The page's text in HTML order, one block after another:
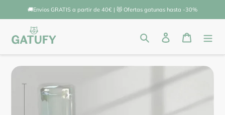
directamente
contenido
🚚Envios GRATIS a partir de 40€ | 😻 Ofertas gatunas hasta -30%
Buscar IngresarCarrito